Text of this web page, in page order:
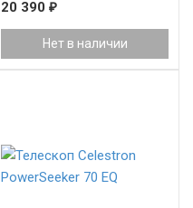
20 390 ₽
Нет в наличии